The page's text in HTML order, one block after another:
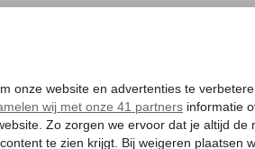
ZONVAKANTIE VERRE REIZEN